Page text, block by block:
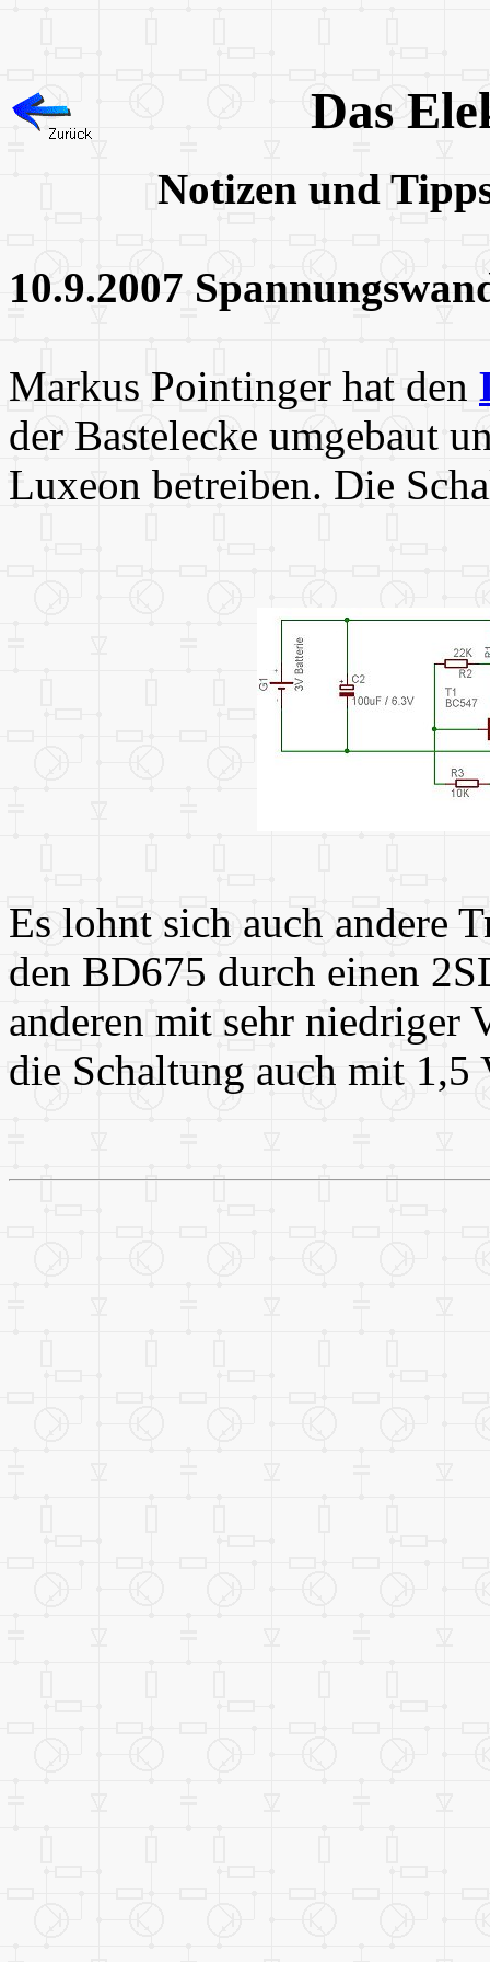
Das
Notizen und
10.9.2007
Markus Pointinger hat den
der Bastelecke umgebaut
Luxeon betreiben. Die
Es lohnt sich auch andere
den BD675 durch einen
anderen mit sehr niedriger
die Schaltung auch mit 1,5